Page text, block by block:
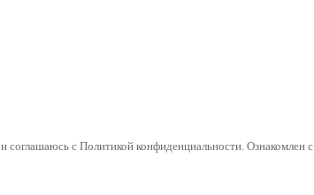
и соглашаюсь с Политикой конфиденциальности. Ознакомлен с